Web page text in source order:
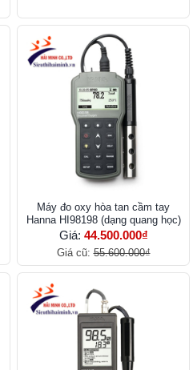
Máy đo oxy hòa tan cầm tay
Hanna HI98198 (dạng quang học)
Giá: 44.500.000₫
Giá cũ:55.600.000₫